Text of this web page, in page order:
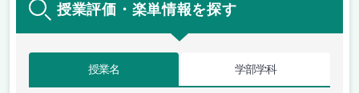
授業評価・楽単情報を探す
授業名 学部学科